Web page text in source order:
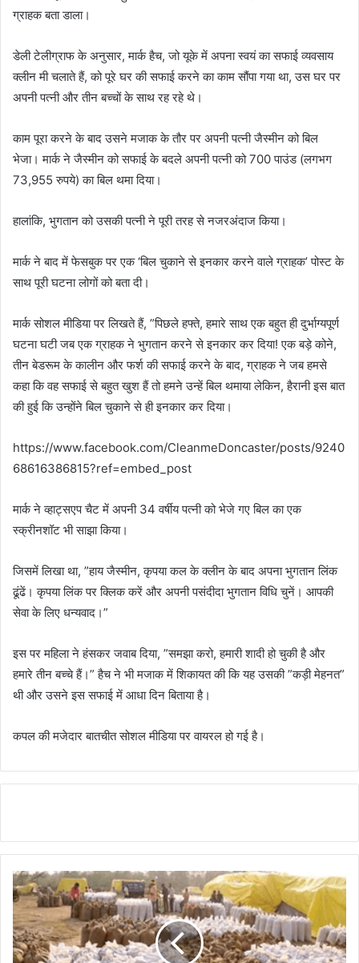
ग्राहक बता डाला।
डेली टेलीग्राफ के अनुसार, मार्क हैच, जो यूके में अपना स्वयं का सफाई व्यवसाय
क्लीन मी चलाते हैं, को पूरे घर की सफाई करने का काम सौंपा गया था, उस घर पर
अपनी पत्नी और तीन बच्चों के साथ रह रहे थे।
काम पूरा करने के बाद उसने मजाक के तौर पर अपनी पत्नी जैस्मीन को बिल
भेजा। मार्क ने जैस्मीन को सफाई के बदले अपनी पत्नी को 700 पाउंड (लगभग
73,955 रुपये) का बिल थमा दिया।
हालांकि, भुगतान को उसकी पत्नी ने पूरी तरह से नजरअंदाज किया।
मार्क ने बाद में फेसबुक पर एक ‘बिल चुकाने से इनकार करने वाले ग्राहक’ पोस्ट के
साथ पूरी घटना लोगों को बता दी।
मार्क सोशल मीडिया पर लिखते हैं, ”पिछले हफ्ते, हमारे साथ एक बहुत ही दुर्भाग्यपूर्ण
घटना घटी जब एक ग्राहक ने भुगतान करने से इनकार कर दिया! एक बड़े कोने,
तीन बेडरूम के कालीन और फर्श की सफाई करने के बाद, ग्राहक ने जब हमसे
कहा कि वह सफाई से बहुत खुश हैं तो हमने उन्हें बिल थमाया लेकिन, हैरानी इस बात
की हुई कि उन्होंने बिल चुकाने से ही इनकार कर दिया।
https://www.facebook.com/CleanmeDoncaster/posts/9240
68616386815?ref=embed_post
मार्क ने व्हाट्सएप चैट में अपनी 34 वर्षीय पत्नी को भेजे गए बिल का एक
स्क्रीनशॉट भी साझा किया।
जिसमें लिखा था, ”हाय जैस्मीन, कृपया कल के क्लीन के बाद अपना भुगतान लिंक
ढूंढें। कृपया लिंक पर क्लिक करें और अपनी पसंदीदा भुगतान विधि चुनें। आपकी
सेवा के लिए धन्यवाद।”
इस पर महिला ने हंसकर जवाब दिया, ”समझा करो, हमारी शादी हो चुकी है और
हमारे तीन बच्चे हैं।” हैच ने भी मजाक में शिकायत की कि यह उसकी ”कड़ी मेहनत”
थी और उसने इस सफाई में आधा दिन बिताया है।
कपल की मजेदार बातचीत सोशल मीडिया पर वायरल हो गई है।